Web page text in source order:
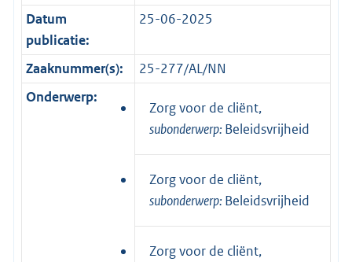
Datum
publicatie:
25-06-2025
Zaaknummer(s):
25-277/AL/NN
Onderwerp:
Zorg voor de cliënt,
subonderwerp: Beleidsvrijheid
Zorg voor de cliënt,
subonderwerp: Beleidsvrijheid
Zorg voor de cliënt,